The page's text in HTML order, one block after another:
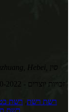
No.345 YouYi North street, Shijiazhuang, Hebei, סין
© זכויות יוצרים - 2010-2022 : כל הזכויות שמורות.
רשת רשת רשת
רשת,